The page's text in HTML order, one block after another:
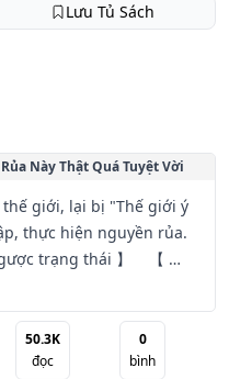
Lưu Tủ Sách
Này Thật Quá Tuyệt Vời
thế giới, lại bị "Thế giới ý
thực hiện nguyền rủa.
trạng thái 】    【
. . 】    【  Khi tập thể
chất -1; lực lượng -1; tính
người quá đáng! Lão tử
Khí kình +1, +2, +2, +1. . .
50.3K
đọc
0
bình